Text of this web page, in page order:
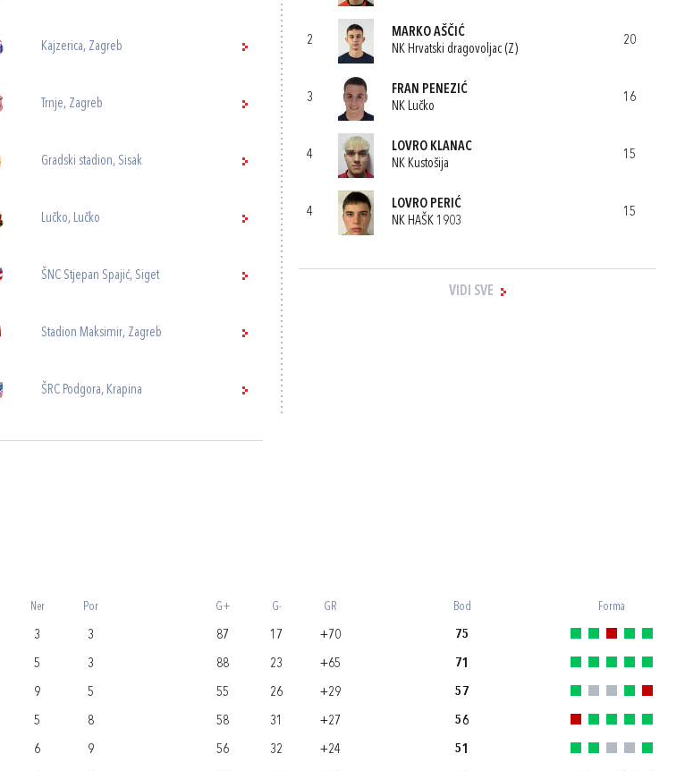
Kajzerica, Zagreb
Trnje, Zagreb
Gradski stadion, Sisak
Lučko, Lučko
ŠNC Stjepan Spajić, Siget
Stadion Maksimir, Zagreb
ŠRC Podgora, Krapina
2
MARKO AŠČIĆ
NK Hrvatski dragovoljac (Z)
20
3
FRAN PENEZIĆ
NK Lučko
16
4
LOVRO KLANAC
NK Kustošija
15
4
LOVRO PERIĆ
NK HAŠK 1903
15
VIDI SVE
Ner Por G+ G- GR Bod Forma
3 3 87 17 +70 75
5 3 88 23 +65 71
9 5 55 26 +29 57
5 8 58 31 +27 56
6 9 56 32 +24 51